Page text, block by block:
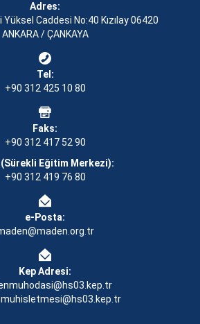
Adres:
Caddesi No:40 Kızılay 06420
ANKARA / ÇANKAYA
Tel:
+90 312 425 10 80
Faks:
+90 312 417 52 90
(Sürekli Eğitim Merkezi):
+90 312 419 76 80
e-Posta:
Kep Adresi: